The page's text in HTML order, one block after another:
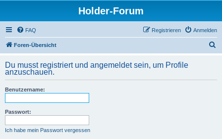
Holder-Forum
FAQ Anmelden
Registrieren
Foren-Übersicht
h
Du musst registriert und angemeldet sein, um Profile
anzuschauen.
Benutzername:
Passwort:
Ich habe mein Passwort vergessen